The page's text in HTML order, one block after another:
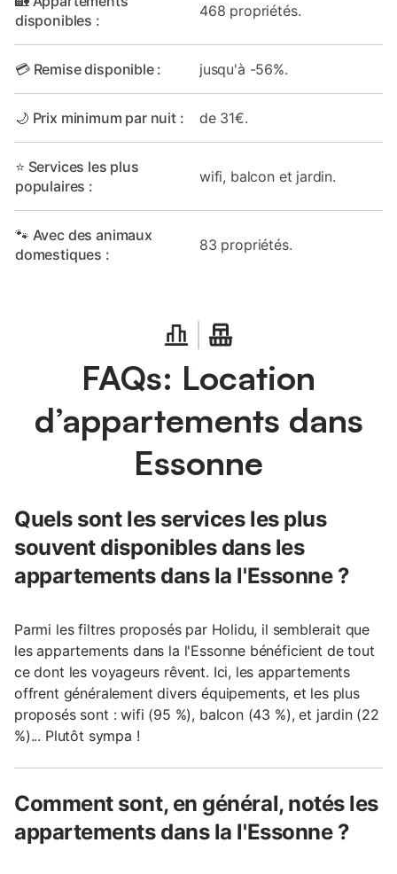
disponibles :
468 propriétés.
💳 Remise disponible : jusqu'à -56%.
🌙 Prix minimum par nuit : de 31€.
⭐ Services les plus
populaires :
wifi, balcon et jardin.
🐾 Avec des animaux
domestiques :
83 propriétés.
FAQs: Location
d’appartements dans
Essonne
Quels sont les services les plus
souvent disponibles dans les
appartements dans la l'Essonne ?
Parmi les filtres proposés par Holidu, il semblerait que
les appartements dans la l'Essonne bénéficient de tout
ce dont les voyageurs rêvent. Ici, les appartements
offrent généralement divers équipements, et les plus
proposés sont : wifi (95 %), balcon (43 %), et jardin (22
%)... Plutôt sympa !
Comment sont, en général, notés les
appartements dans la l'Essonne ?